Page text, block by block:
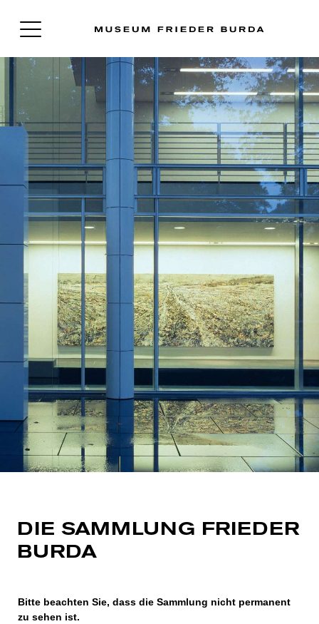
DIE SAMMLUNG FRIEDER
BURDA
Bitte beachten Sie, dass die Sammlung nicht permanent
zu sehen ist.